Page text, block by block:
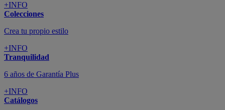
+INFO
Colecciones
Crea tu propio estilo
+INFO
Tranquilidad
6 años de Garantía Plus
+INFO
Catálogos